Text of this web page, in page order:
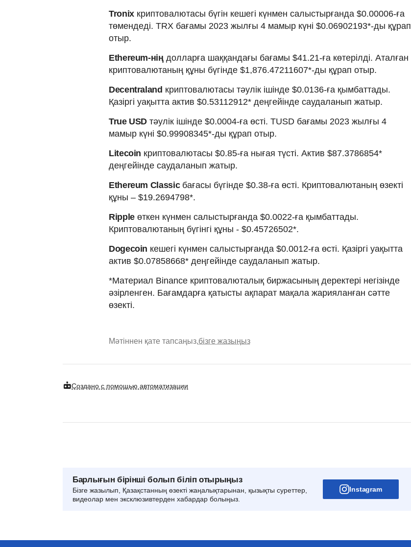
Tronixкриптовалютасы бүгін кешегі күнмен салыстырғанда $0.00006-ға
төмендеді. TRX бағамы 2023 жылғы 4 мамыр күні $0.06902193*-ды құрап
отыр.
Ethereum-ніңдолларға шаққандағы бағамы $41.21-ға көтерілді. Аталған
криптовалютаның құны бүгінде $1,876.47211607*-ды құрап отыр.
Decentraland криптовалютасы тәулік ішінде $0.0136-ға қымбаттады.
Қазіргі уақытта актив $0.53112912* деңгейінде саудаланып жатыр.
True USD тәулік ішінде $0.0004-ға өсті. TUSD бағамы 2023 жылғы 4
мамыр күні $0.99908345*-ды құрап отыр.
Litecoin криптовалютасы $0.85-ға нығая түсті. Актив $87.3786854*
деңгейінде саудаланып жатыр.
Ethereum Classicбағасы бүгінде $0.38-ға өсті. Криптовалютаның өзекті
құны – $19.2694798*.
Rippleөткен күнмен салыстырғанда $0.0022-ға қымбаттады.
Криптовалютаның бүгінгі құны - $0.45726502*.
Dogecoin кешегі күнмен салыстырғанда $0.0012-ға өсті. Қазіргі уақытта
актив $0.07858668* деңгейінде саудаланып жатыр.
*Материал Binance криптовалюталық биржасының деректері негізінде
әзірленген. Бағамдарға қатысты ақпарат мақала жарияланған сәтте
өзекті.
Мәтіннен қате тапсаңыз,бізге жазыңыз
Создано с помощью автоматизации
Барлығын бірінші болып біліп отырыңыз
Бізге жазылып, Қазақстанның өзекті жаңалықтарынан, қызықты суреттер,
видеолар мен эксклюзивтерден хабардар болыңыз.
Instagram